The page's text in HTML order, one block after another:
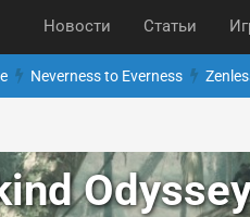
Новости Статьи
Neverness to Everness